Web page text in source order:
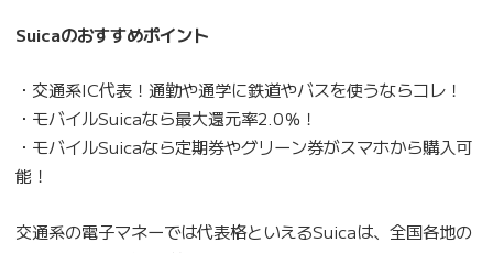
Suicaのおすすめポイント
・交通系IC代表！通勤や通学に鉄道やバスを使うならコレ！
・モバイルSuicaなら最大還元率2.0％！
・モバイルSuicaなら定期券やグリーン券がスマホから購入可
能！
交通系の電子マネーでは代表格といえるSuicaは、全国各地の